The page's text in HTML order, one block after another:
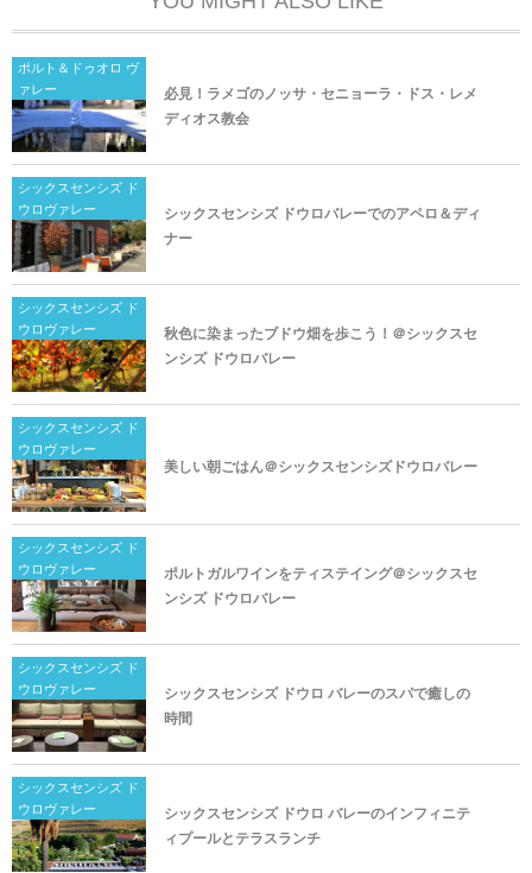
ポルト＆ドゥオロ ヴ
ァレー
必見！ラメゴのノッサ・セニョーラ・ドス・レメ
ディオス教会
シックスセンシズ ド
ウロヴァレー
シックスセンシズ ドウロバレーでのアペロ＆ディ
ナー
シックスセンシズ ド
ウロヴァレー
秋色に染まったブドウ畑を歩こう！＠シックスセ
ンシズ ドウロバレー
シックスセンシズ ド
ウロヴァレー
美しい朝ごはん＠シックスセンシズドウロバレー
シックスセンシズ ド
ウロヴァレー
ポルトガルワインをティステイング＠シックスセ
ンシズ ドウロバレー
シックスセンシズ ド
ウロヴァレー
シックスセンシズ ドウロ バレーのスパで癒しの
時間
シックスセンシズ ド
ウロヴァレー
シックスセンシズ ドウロ バレーのインフィニテ
ィプールとテラスランチ